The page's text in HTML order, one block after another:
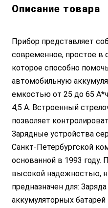
Описание товара
Прибор представляет
современное, простое в
которое способно
автомобильную
емкостью от 25 до 65
4,5 А. Встроенный
позволяет
Зарядные устройства
Санкт-Петербургской
основанной в 1993 году.
высокой надежностью,
предназначен для:
аккумуляторных